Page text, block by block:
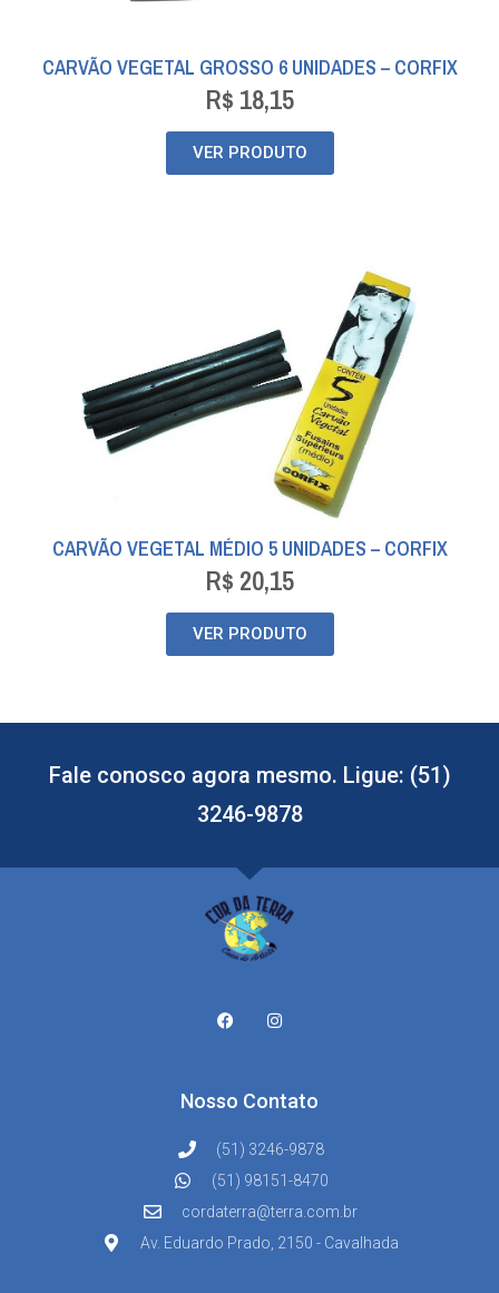
CARVÃO VEGETAL GROSSO 6 UNIDADES – CORFIX
R$ 18,15
VER PRODUTO
CARVÃO VEGETAL MÉDIO 5 UNIDADES – CORFIX
R$ 20,15
VER PRODUTO
Fale conosco agora mesmo. Ligue: (51)
3246-9878
Nosso Contato
(51) 3246-9878
(51) 98151-8470
cordaterra@terra.com.br
Av. Eduardo Prado, 2150 - Cavalhada